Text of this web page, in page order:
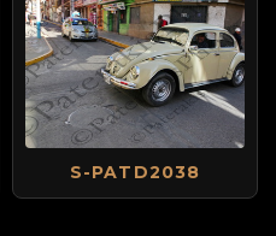
S-PATD2038